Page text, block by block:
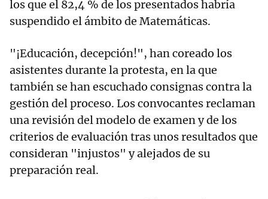
los que el 82,4 % de los presentados habría
suspendido el ámbito de Matemáticas.
"¡Educación, decepción!", han coreado los
asistentes durante la protesta, en la que
también se han escuchado consignas contra la
gestión del proceso. Los convocantes reclaman
una revisión del modelo de examen y de los
criterios de evaluación tras unos resultados que
consideran "injustos" y alejados de su
preparación real.